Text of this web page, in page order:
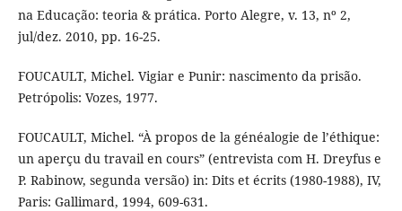
na Educação: teoria & prática. Porto Alegre, v. 13, nº 2,
jul/dez. 2010, pp. 16-25.
FOUCAULT, Michel. Vigiar e Punir: nascimento da prisão.
Petrópolis: Vozes, 1977.
FOUCAULT, Michel. “À propos de la généalogie de l’éthique:
un aperçu du travail en cours” (entrevista com H. Dreyfus e
P. Rabinow, segunda versão) in: Dits et écrits (1980-1988), IV,
Paris: Gallimard, 1994, 609-631.